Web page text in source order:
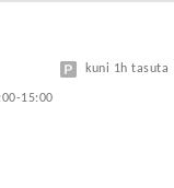
15:00
kuni 1h tasuta